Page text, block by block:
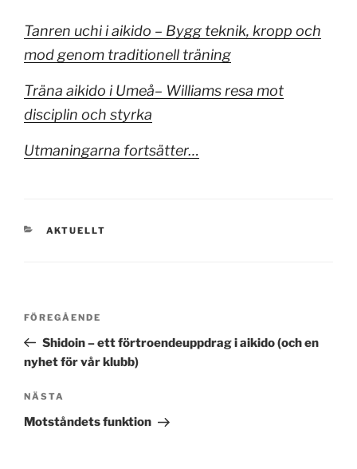
Tanren uchi i aikido – Bygg teknik, kropp och
mod genom traditionell träning
Träna aikido i Umeå– Williams resa mot
disciplin och styrka
Utmaningarna fortsätter…
KATEGORIER
AKTUELLT
Inläggsnavigering
Föregående
inlägg
FÖREGÅENDE
Shidoin – ett förtroendeuppdrag i aikido (och en
nyhet för vår klubb)
Nästa
inlägg
NÄSTA
Motståndets funktion